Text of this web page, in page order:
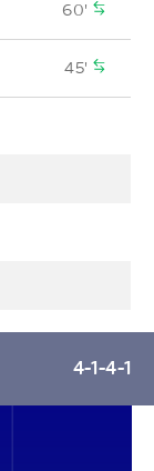
60'
45'
4-1-4-1